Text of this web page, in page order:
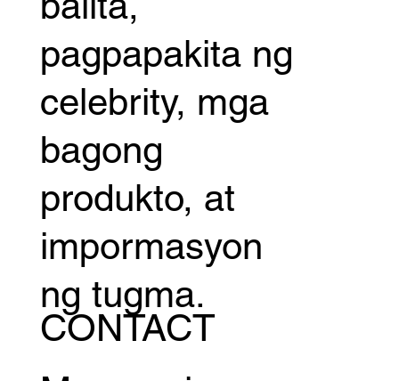
pagpapakita ng
celebrity, mga
bagong
produkto, at
impormasyon
ng tugma.
CONTACT